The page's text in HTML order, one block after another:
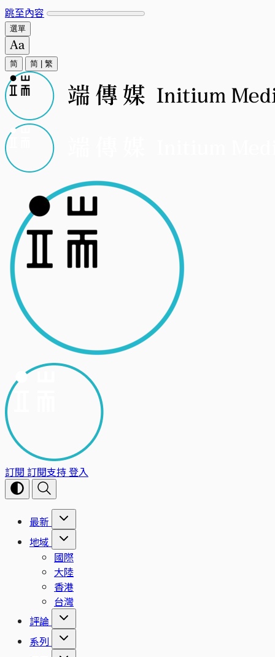
跳至內容
選單
简 简 繁
訂閱 訂閱支持登入
最新
地域
國際
大陸
香港
台灣
評論
系列